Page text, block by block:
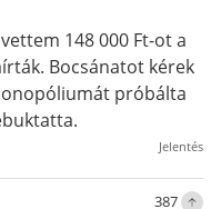
148 000 Ft-ot a
Bocsánatot kérek
próbálta
Jelentés
387